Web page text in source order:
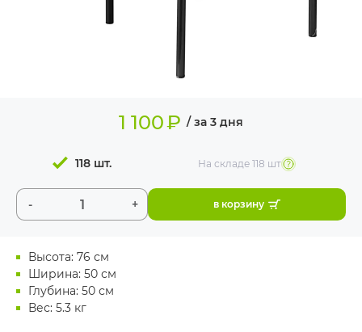
Высота: 76 см
Ширина: 50 см
Глубина: 50 см
Вес: 5.3 кг
1 100₽ / за 3 дня
- +
118 шт. На складе118 шт
в корзину